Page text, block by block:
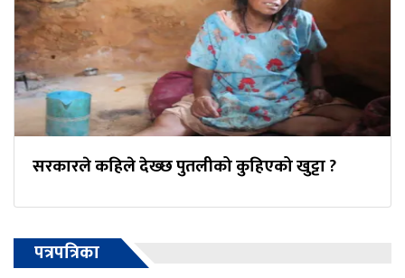
सरकारले कहिले देख्छ पुतलीको कुहिएको खुट्टा ?
पत्रपत्रिका